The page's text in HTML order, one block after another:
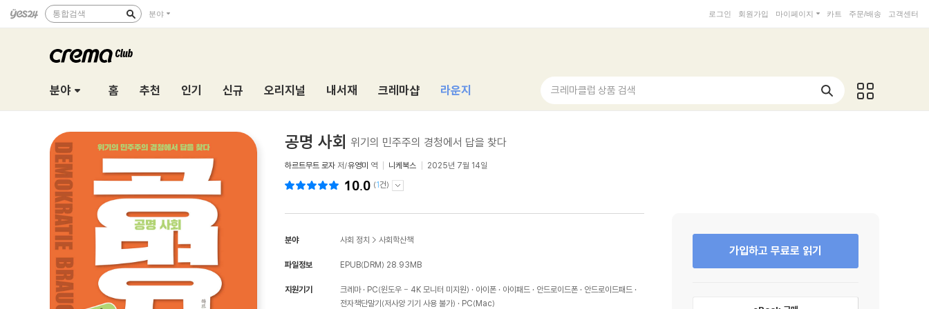
통합검색 분야 로그인 회원가입 마이페이지 카트 주문/배송 고객센터
분야 홈 추천 인기 신규 오리지널 내서재 크레마샵 라운지 크레마클럽 상품 검색
공명 사회 위기의 민주주의 경청에서 답을 찾다
하르트무트 로자 저/유영미 역 니케북스 2025년 7월 14일
10.0 (1건)
분야 사회 정치 > 사회학산책
파일정보 EPUB(DRM) 28.93MB
지원기기 크레마 PC(윈도우 - 4K 모니터 미지원) 아이폰 아이패드 안드로이드폰
안드로이드패드
전자책단말기(저사양 기기 사용 불가)
PC(Mac)
가입하고 무료로 읽기